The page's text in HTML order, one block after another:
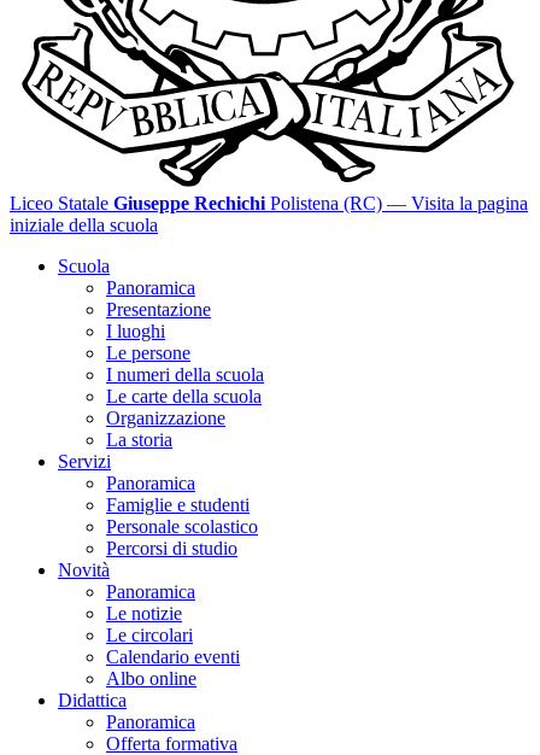
Liceo Statale Giuseppe Rechichi Polistena (RC) — Visita la pagina
iniziale della scuola
Scuola
Panoramica
Presentazione
I luoghi
Le persone
I numeri della scuola
Le carte della scuola
Organizzazione
La storia
Servizi
Panoramica
Famiglie e studenti
Personale scolastico
Percorsi di studio
Novità
Panoramica
Le notizie
Le circolari
Calendario eventi
Albo online
Didattica
Panoramica
Offerta formativa